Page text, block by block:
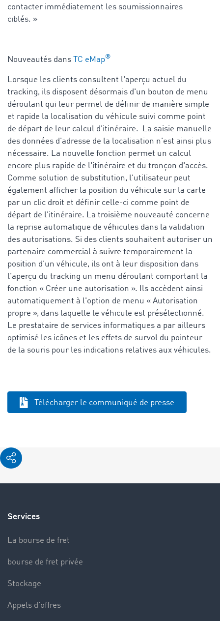
contacter immédiatement les soumissionnaires
ciblés. »
Nouveautés dans TC eMap®
Lorsque les clients consultent l'aperçu actuel du
tracking, ils disposent désormais d'un bouton de menu
déroulant qui leur permet de définir de manière simple
et rapide la localisation du véhicule suivi comme point
de départ de leur calcul d'itinéraire. La saisie manuelle
des données d'adresse de la localisation n'est ainsi plus
nécessaire. La nouvelle fonction permet un calcul
encore plus rapide de l'itinéraire et du tronçon d'accès.
Comme solution de substitution, l'utilisateur peut
également afficher la position du véhicule sur la carte
par un clic droit et définir celle-ci comme point de
départ de l'itinéraire. La troisième nouveauté concerne
la reprise automatique de véhicules dans la validation
des autorisations. Si des clients souhaitent autoriser un
partenaire commercial à suivre temporairement la
position d'un véhicule, ils ont à leur disposition dans
l'aperçu du tracking un menu déroulant comportant la
fonction « Créer une autorisation ». Ils accèdent ainsi
automatiquement à l'option de menu « Autorisation
propre », dans laquelle le véhicule est présélectionné.
Le prestataire de services informatiques a par ailleurs
optimisé les icônes et les effets de survol du pointeur
de la souris pour les indications relatives aux véhicules.
Télécharger le communiqué de presse
Services
La bourse de fret
bourse de fret privée
Stockage
Appels d’offres